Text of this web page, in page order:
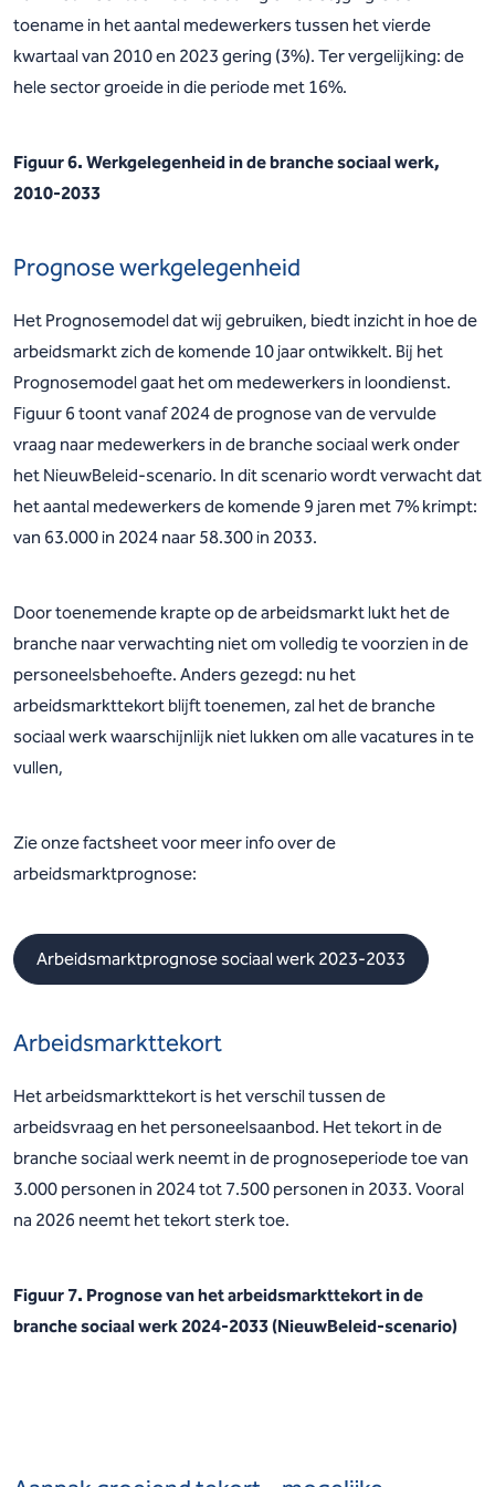
toename in het aantal medewerkers tussen het vierde
kwartaal van 2010 en 2023 gering (3%). Ter vergelijking: de
hele sector groeide in die periode met 16%.
Figuur 6. Werkgelegenheid in de branche sociaal werk,
2010-2033
Prognose werkgelegenheid
Het Prognosemodel dat wij gebruiken, biedt inzicht in hoe de
arbeidsmarkt zich de komende 10 jaar ontwikkelt. Bij het
Prognosemodel gaat het om medewerkers in loondienst.
Figuur 6 toont vanaf 2024 de prognose van de vervulde
vraag naar medewerkers in de branche sociaal werk onder
het NieuwBeleid-scenario. In dit scenario wordt verwacht dat
het aantal medewerkers de komende 9 jaren met 7% krimpt:
van 63.000 in 2024 naar 58.300 in 2033.
Door toenemende krapte op de arbeidsmarkt lukt het de
branche naar verwachting niet om volledig te voorzien in de
personeelsbehoefte. Anders gezegd: nu het
arbeidsmarkttekort blijft toenemen, zal het de branche
sociaal werk waarschijnlijk niet lukken om alle vacatures in te
vullen,
Zie onze factsheet voor meer info over de
arbeidsmarktprognose:
Arbeidsmarktprognose sociaal werk 2023-2033
Arbeidsmarkttekort
Het arbeidsmarkttekort is het verschil tussen de
arbeidsvraag en het personeelsaanbod. Het tekort in de
branche sociaal werk neemt in de prognoseperiode toe van
3.000 personen in 2024 tot 7.500 personen in 2033. Vooral
na 2026 neemt het tekort sterk toe.
Figuur 7. Prognose van het arbeidsmarkttekort in de
branche sociaal werk 2024-2033 (NieuwBeleid-scenario)